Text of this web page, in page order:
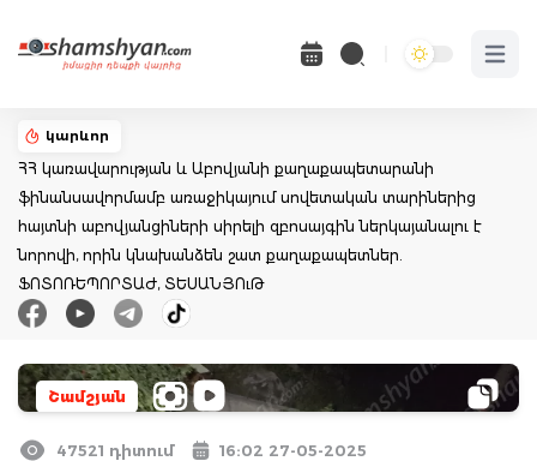
Open
կարևոր
ՀՀ կառավարության և Աբովյանի քաղաքապետարանի
ֆինանսավորմամբ առաջիկայում սովետական տարիներից
հայտնի աբովյանցիների սիրելի զբոսայգին ներկայանալու է
նորովի, որին կնախանձեն շատ քաղաքապետներ.
ՖՈՏՈՌԵՊՈՐՏԱԺ, ՏԵՍԱՆՅՈւԹ
Շամշյան
47521 դիտում 16:02 27-05-2025